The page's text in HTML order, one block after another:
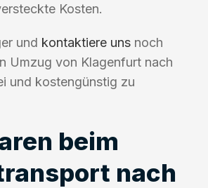
Kosten.
und kontaktiere uns noch
Umzug von Klagenfurt nach
und kostengünstig zu
beim
nach